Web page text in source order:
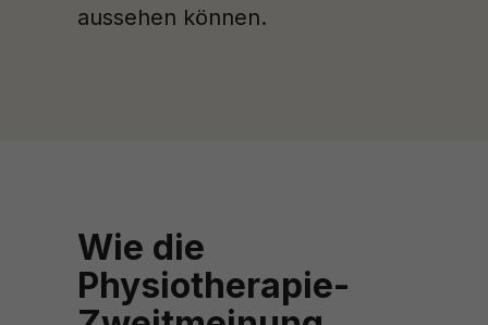
aussehen können.
Wie die
Physiotherapie-